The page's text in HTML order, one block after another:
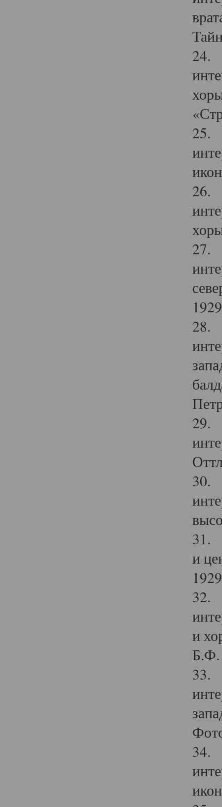
24.
25.
26.
27.
28.
29.
30.
31.
и
32.
и
Б.Ф.
33.
34.